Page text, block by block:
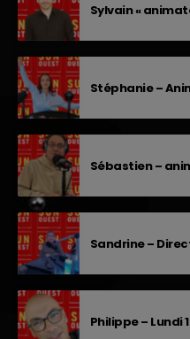
Sylvain «
Stéphanie –
Sébastien –
Sandrine –
Philippe – Lundi